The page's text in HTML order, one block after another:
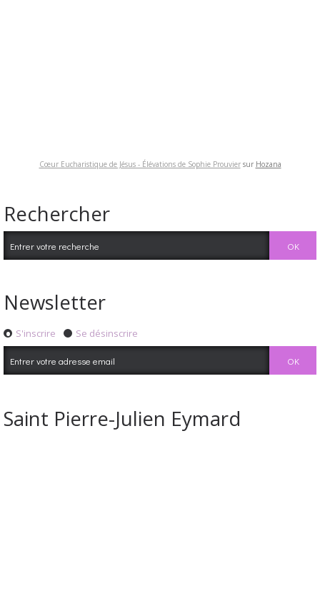
Cœur Eucharistique de Jésus - Élévations de Sophie Prouviersur Hozana
Rechercher
Newsletter
S'inscrire Se désinscrire
Saint Pierre-Julien Eymard